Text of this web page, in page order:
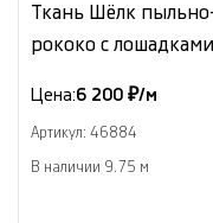
Ткань Шёлк
рококо с
Цена:6 200 ₽/м
Артикул: 46884
В наличии 9.75 м